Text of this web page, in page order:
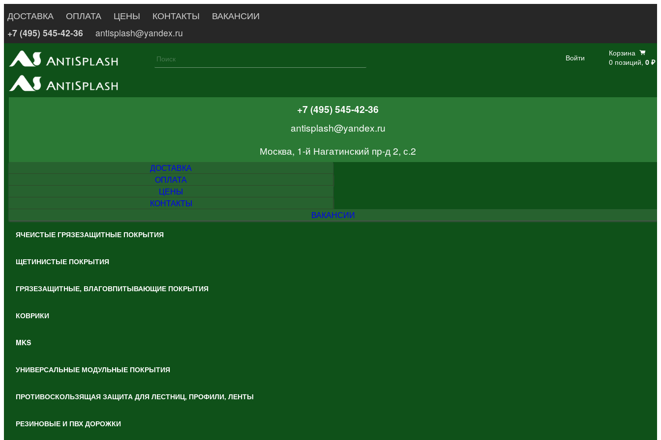
ДОСТАВКА ОПЛАТА ЦЕНЫ КОНТАКТЫ
ВАКАНСИИ
+7 (495) 545-42-36
antisplash@yandex.ru
Войти
Корзина
0 позиций, 0 ₽
+7 (495) 545-42-36
antisplash@yandex.ru
Москва, 1-й Нагатинский пр-д 2, с.2
ДОСТАВКА
ОПЛАТА
ЦЕНЫ
КОНТАКТЫ
ВАКАНСИИ
ЯЧЕИСТЫЕ ГРЯЗЕЗАЩИТНЫЕ ПОКРЫТИЯ
ЩЕТИНИСТЫЕ ПОКРЫТИЯ
ГРЯЗЕЗАЩИТНЫЕ, ВЛАГОВПИТЫВАЮЩИЕ ПОКРЫТИЯ
КОВРИКИ
MKS
УНИВЕРСАЛЬНЫЕ МОДУЛЬНЫЕ ПОКРЫТИЯ
ПРОТИВОСКОЛЬЗЯЩАЯ ЗАЩИТА ДЛЯ ЛЕСТНИЦ, ПРОФИЛИ, ЛЕНТЫ
РЕЗИНОВЫЕ И ПВХ ДОРОЖКИ